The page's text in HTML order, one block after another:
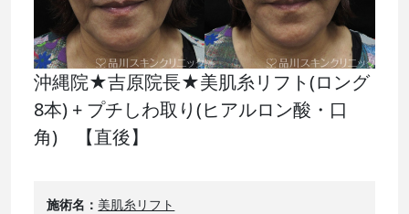
沖縄院★吉原院長★美肌糸リフト(ロング
8本) + プチしわ取り(ヒアルロン酸・口
角) 【直後】
施術名
美肌糸リフト